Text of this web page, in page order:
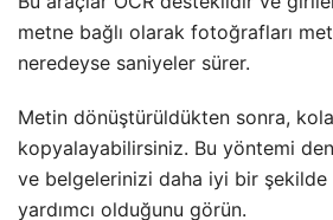
metne bağlı olarak fotoğrafları
neredeyse saniyeler sürer.
Metin dönüştürüldükten sonra,
kopyalayabilirsiniz. Bu yöntemi
ve belgelerinizi daha iyi bir şekilde
yardımcı olduğunu görün.